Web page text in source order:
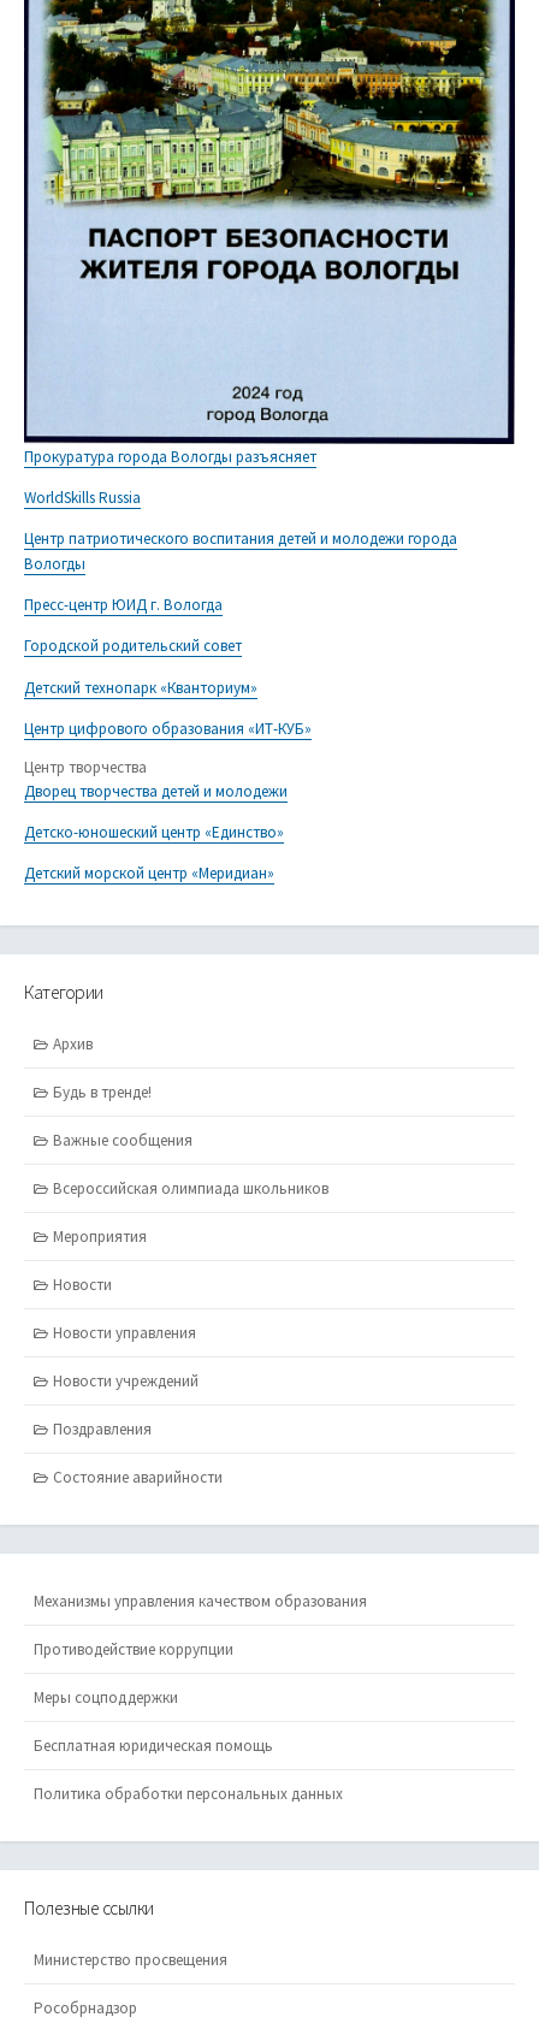
Прокуратура города Вологды разъясняет
WorldSkills Russia
Центр патриотического воспитания детей и молодежи города
Вологды
Пресс-центр ЮИД г. Вологда
Городской родительский совет
Детский технопарк «Кванториум»
Центр цифрового образования «ИТ-КУБ»
Центр творчества
Дворец творчества детей и молодежи
Детско-юношеский центр «Единство»
Детский морской центр «Меридиан»
Категории
Архив
Будь в тренде!
Важные сообщения
Всероссийская олимпиада школьников
Мероприятия
Новости
Новости управления
Новости учреждений
Поздравления
Состояние аварийности
Механизмы управления качеством образования
Противодействие коррупции
Меры соцподдержки
Бесплатная юридическая помощь
Политика обработки персональных данных
Полезные ссылки
Министерство просвещения
Рособрнадзор